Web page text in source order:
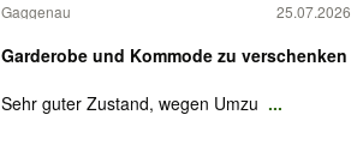
Gaggenau 25.07.2026
Garderobe und Kommode zu verschenken
Sehr guter Zustand, wegen Umzu ...